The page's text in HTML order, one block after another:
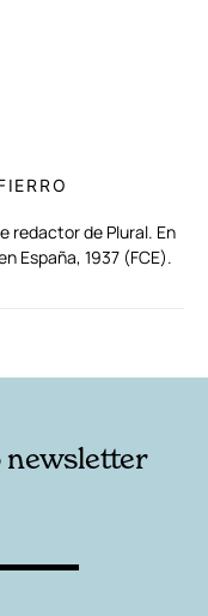
redactor de Plural. En
España, 1937 (FCE).
newsletter